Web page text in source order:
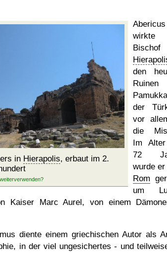
in Hierapolis, erbaut im 2.
Abericus
den
der
vor
die
Im
72
wurde er
Rom
um
Kaiser Marc Aurel, von einem
diente einem griechischen Autor als
in der viel ungesichertes - und